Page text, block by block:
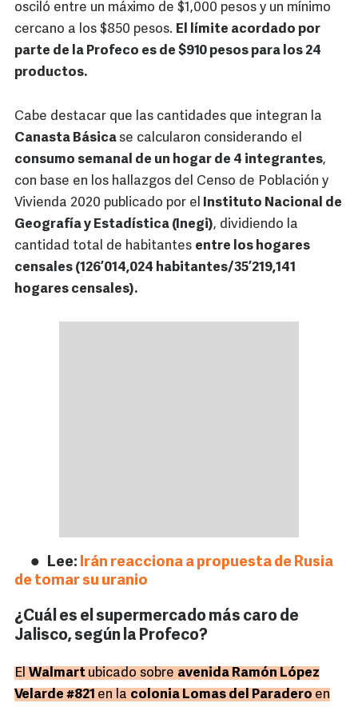
osciló entre un máximo de $1,000 pesos y un mínimo
cercano a los $850 pesos. El límite acordado por
parte de la Profeco es de $910 pesos para los 24
productos.
Cabe destacar que las cantidades que integran la
Canasta Básicase calcularon considerando el
consumo semanal de un hogar de 4 integrantes,
con base en los hallazgos del Censo de Población y
Vivienda 2020 publicado por el Instituto Nacional de
Geografía y Estadística (Inegi), dividiendo la
cantidad total de habitantes entre los hogares
censales (126’014,024 habitantes/35’219,141
hogares censales).
Lee: Irán reacciona a propuesta de Rusia
de tomar su uranio
¿Cuál es el supermercado más caro de
Jalisco, según la Profeco?
El Walmart ubicado sobre avenida Ramón López
Velarde #821 en la colonia Lomas del Paradero en